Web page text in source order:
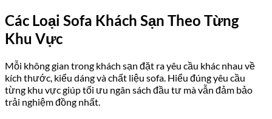
Các Loại Sofa Khách Sạn Theo Từng
Khu Vực
Mỗi không gian trong khách sạn đặt ra yêu cầu khác nhau về
kích thước, kiểu dáng và chất liệu sofa. Hiểu đúng yêu cầu
từng khu vực giúp tối ưu ngân sách đầu tư mà vẫn đảm bảo
trải nghiệm đồng nhất.